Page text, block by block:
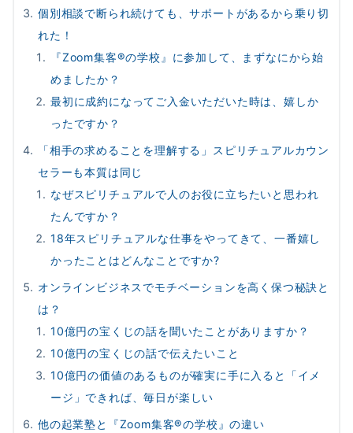
個別相談で断られ続けても、サポートがあるから乗り切
れた！
『Zoom集客®の学校』に参加して、まずなにから始
めましたか？
最初に成約になってご入金いただいた時は、嬉しか
ったですか？
「相手の求めることを理解する」スピリチュアルカウン
セラーも本質は同じ
なぜスピリチュアルで人のお役に立ちたいと思われ
たんですか？
18年スピリチュアルな仕事をやってきて、一番嬉し
かったことはどんなことですか?
オンラインビジネスでモチベーションを高く保つ秘訣と
は？
10億円の宝くじの話を聞いたことがありますか？
10億円の宝くじの話で伝えたいこと
10億円の価値のあるものが確実に手に入ると「イメ
ージ」できれば、毎日が楽しい
他の起業塾と『Zoom集客®の学校』の違い